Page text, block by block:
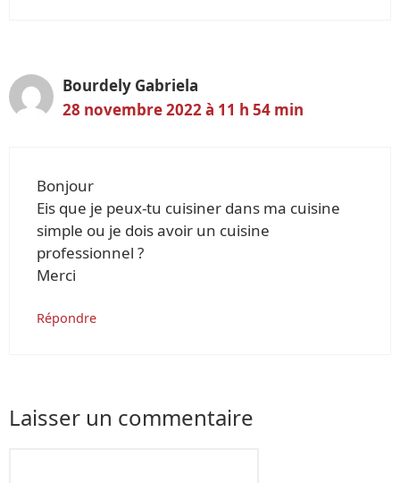
Bourdely Gabriela
28 novembre 2022 à 11 h 54 min
Bonjour
Eis que je peux-tu cuisiner dans ma cuisine
simple ou je dois avoir un cuisine
professionnel ?
Merci
Répondre
Laisser un commentaire